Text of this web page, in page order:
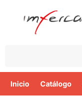
Inicio Catálogo